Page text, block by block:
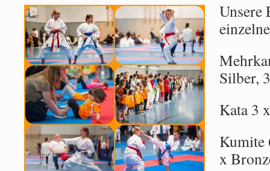
Unsere
Silber,
Kata 3
Kumite
x